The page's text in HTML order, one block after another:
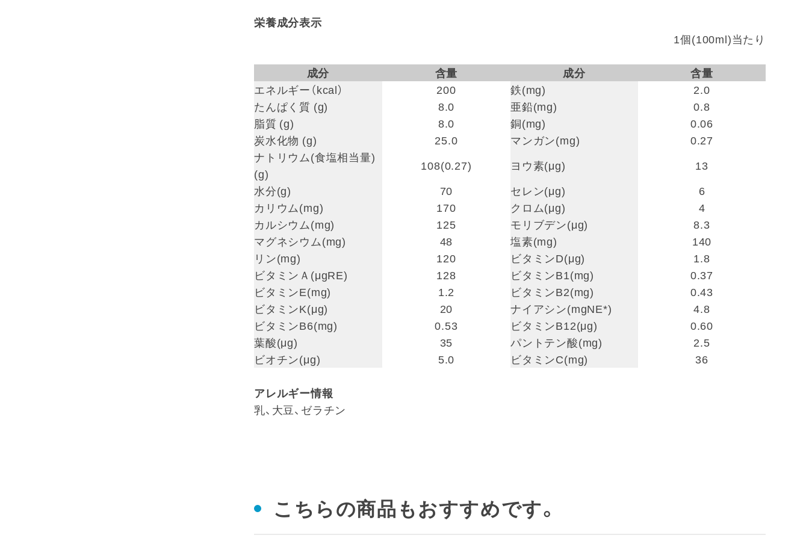
栄養成分表示
1個(100ml)当たり
成分 含量 成分
含量
エネルギー（kcal）
200 鉄(mg)
2.0
たんぱく質 (g)
8.0 亜鉛(mg)
0.8
脂質 (g)
8.0 銅(mg)
0.06
炭水化物 (g)
25.0 マンガン(mg)
0.27
ナトリウム(食塩相当量)
(g)
108(0.27) ヨウ素(μg)
13
水分(g)
70 セレン(μg)
6
カリウム(mg)
170 クロム(μg)
4
カルシウム(mg)
125 モリブデン(μg)
8.3
マグネシウム(mg)
48 塩素(mg)
140
リン(mg)
120 ビタミンD(μg)
1.8
ビタミンＡ(μgRE)
128 ビタミンB1(mg)
0.37
ビタミンE(mg)
1.2 ビタミンB2(mg)
0.43
ビタミンK(μg)
20 ナイアシン(mgNE*)
4.8
ビタミンB6(mg)
0.53 ビタミンB12(μg)
0.60
葉酸(μg)
35 パントテン酸(mg)
2.5
ビオチン(μg)
5.0 ビタミンC(mg) 36
アレルギー情報
乳、大豆、ゼラチン
こちらの商品もおすすめです。